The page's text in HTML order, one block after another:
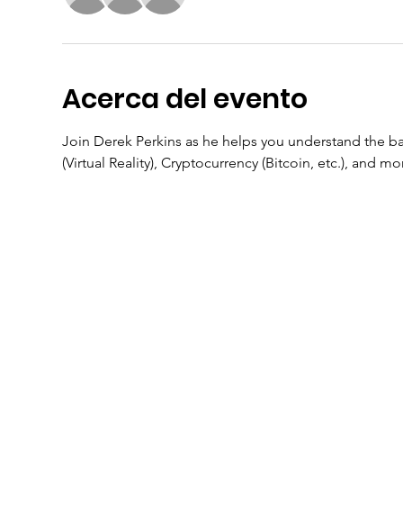
Acerca del evento
Join Derek Perkins as he helps you understand the
(Virtual Reality), Cryptocurrency (Bitcoin, etc.), and